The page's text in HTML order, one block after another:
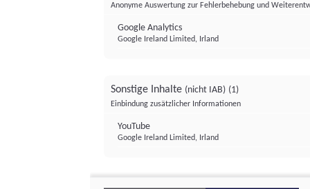
Anonyme Auswertung zur Fehlerbehebung und
Google Analytics
Google Ireland Limited, Irland
Sonstige Inhalte (nicht IAB) (1)
Einbindung zusätzlicher Informationen
YouTube
Google Ireland Limited, Irland